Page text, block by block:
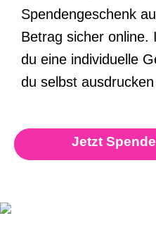
Spendengeschenk
Betrag sicher online.
du eine individuelle
du selbst
Jetzt